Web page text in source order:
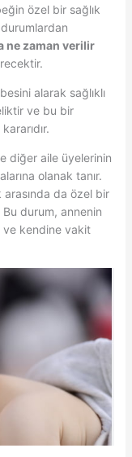
özel bir sağlık
ne zaman verilir
alarak sağlıklı
ve bu bir
diğer aile üyelerinin
olanak tanır.
da özel bir
durum, annenin
ve kendine vakit